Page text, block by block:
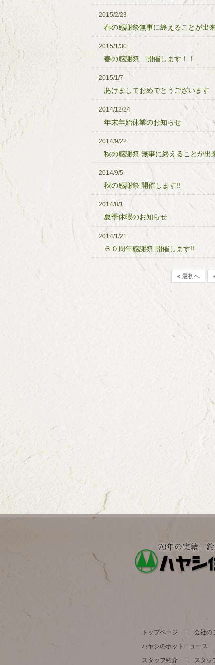
2015/2/23
春の感謝祭無事に終えることが出
2015/1/30
春の感謝祭 開催します！！
2015/1/7
あけましておめでとうございます
2014/12/24
年末年始休業のお知らせ
2014/9/22
秋の感謝祭 無事に終えることが出
2014/9/5
秋の感謝祭 開催します!!
2014/8/1
夏季休暇のお知らせ
2014/1/21
６０周年感謝祭 開催します!!
« 最初へ
トップページ 会社の
ハヤシのホットニュース
スタッフ紹介
スタッ